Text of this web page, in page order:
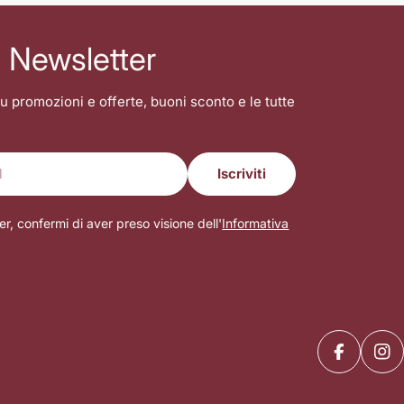
Newsletter
promozioni e offerte, buoni sconto e le tutte
Iscriviti
confermi di aver preso visione dell'Informativa
Facebook